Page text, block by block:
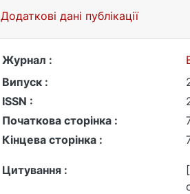
Додаткові дані публікації
Журнал :
Випуск :
ISSN :
Початкова сторінка :
Кінцева сторінка :
Цитування :